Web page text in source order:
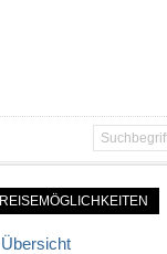
REISEMÖGLICHKEITEN
Übersicht